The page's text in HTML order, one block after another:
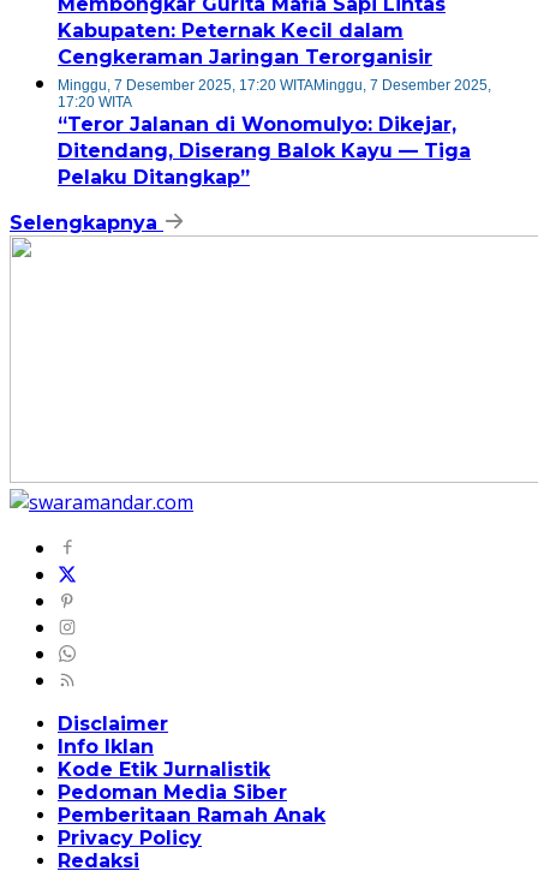
Membongkar Gurita Mafia Sapi Lintas
Kabupaten: Peternak Kecil dalam
Cengkeraman Jaringan Terorganisir
Minggu, 7 Desember 2025, 17:20 WITAMinggu, 7 Desember 2025,
17:20 WITA
“Teror Jalanan di Wonomulyo: Dikejar,
Ditendang, Diserang Balok Kayu — Tiga
Pelaku Ditangkap”
Selengkapnya
Disclaimer
Info Iklan
Kode Etik Jurnalistik
Pedoman Media Siber
Pemberitaan Ramah Anak
Privacy Policy
Redaksi